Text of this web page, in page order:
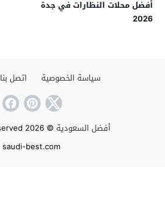
أفضل محلات النظارات في جدة
2026
سياسة الخصوصية اتصل بنا
أفضل السعودية © 2026 All rights reserved.
saudi-best.com